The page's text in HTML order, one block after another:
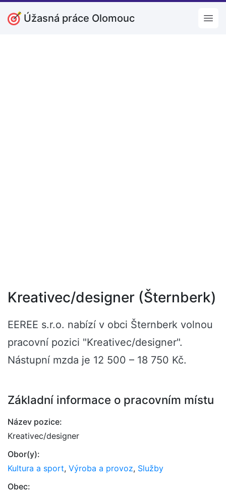
Úžasná práce Olomouc
Kreativec/designer (Šternberk)
EEREE s.r.o. nabízí v obci Šternberk volnou
pracovní pozici "Kreativec/designer".
Nástupní mzda je 12 500 – 18 750 Kč.
Základní informace o pracovním místu
Název pozice:
Kreativec/designer
Obor(y):
Kultura a sport, Výroba a provoz, Služby
Obec: